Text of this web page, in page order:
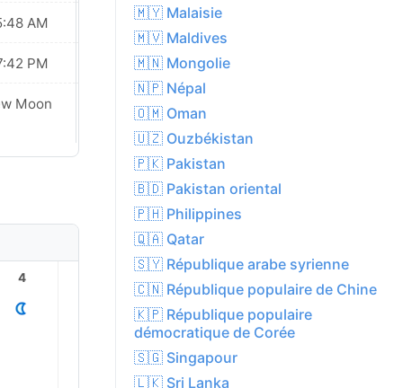
AM
PM
Moon
05:49 AM
07:41 PM
New Moon
4
🇲🇾 Malaisie
🇲🇻 Maldives
🇲🇳 Mongolie
🇳🇵 Népal
🇴🇲 Oman
🇺🇿 Ouzbékistan
🇵🇰 Pakistan
🇧🇩 Pakistan oriental
🇵🇭 Philippines
🇶🇦 Qatar
🇸🇾 République arabe syrienne
🇨🇳 République populaire de Chine
🇰🇵 République populaire
démocratique de Corée
🇸🇬 Singapour
🇱🇰 Sri Lanka